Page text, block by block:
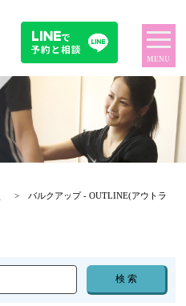
MENU
> バルクアップ - OUTLINE(アウトラ